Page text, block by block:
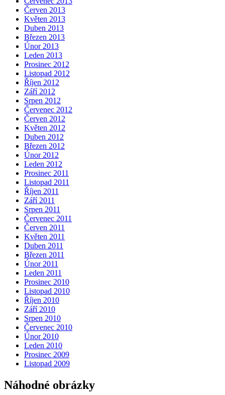
Červen 2013
Květen 2013
Duben 2013
Březen 2013
Únor 2013
Leden 2013
Prosinec 2012
Listopad 2012
Říjen 2012
Září 2012
Srpen 2012
Červenec 2012
Červen 2012
Květen 2012
Duben 2012
Březen 2012
Únor 2012
Leden 2012
Prosinec 2011
Listopad 2011
Říjen 2011
Září 2011
Srpen 2011
Červenec 2011
Červen 2011
Květen 2011
Duben 2011
Březen 2011
Únor 2011
Leden 2011
Prosinec 2010
Listopad 2010
Říjen 2010
Září 2010
Srpen 2010
Červenec 2010
Únor 2010
Leden 2010
Prosinec 2009
Listopad 2009
Náhodné obrázky